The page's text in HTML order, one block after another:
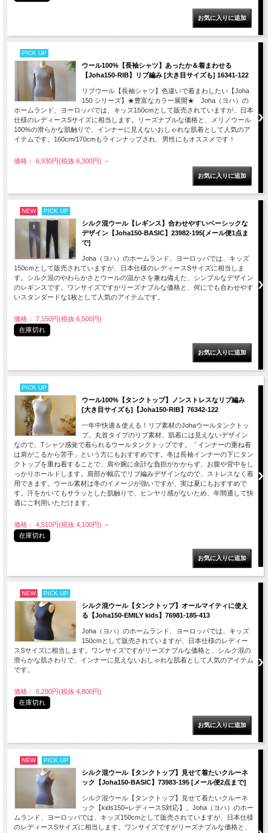
PICK UP
ウール100%【長袖シャツ】あったか＆着まわせる
【Joha150-RIB】リブ編み [大き目サイズも] 16341-122
リブウール【長袖シャツ】色違いで着まわしたい【Joha
150 シリーズ】★豊富なカラー展開★ Joha（ヨハ）の
ホームランド、ヨーロッパでは、キッズ150cmとして販売されていますが、日本
仕様のレディースSサイズに相当します。リーズナブルな価格と、メリノウール
100%の滑らかな肌触りで、インナーに見えないおしゃれな肌着として人気のア
イテムです。160cm/170cmもラインナップされ、男性にもオススメです！
価格： 6,930円(税抜 6,300円) ～
NEW PICK UP
シルク混ウール【レギンス】合わせやすいベーシックな
デザイン【Joha150-BASIC】23982-195[メール便1点ま
で]
Joha（ヨハ）のホームランド、ヨーロッパでは、キッズ
150cmとして販売されていますが、日本仕様のレディースSサイズに相当しま
す。シルク混のやわらかさとウールの温かさを兼ね備えた、シンプルなデザイン
のレギンスです。ワンサイズですがリーズナブルな価格と、何にでも合わせやす
いスタンダードな1枚として人気のアイテムです。
価格： 7,150円(税抜 6,500円)
在庫切れ
PICK UP
ウール100%【タンクトップ】ノンストレスなリブ編み
[大き目サイズも]【Joha150-RIB】76342-122
一年中快適＆使える！リブ素材のJohaウールタンクトッ
プ。丸首タイプのリブ素材、肌着には見えないデザイン
なので、Tシャツ感覚で着られるウールタンクトップです。「インナーの重ね着
は肩がこるから苦手」という方にもおすすめです。冬は長袖インナーの下にタン
クトップを重ね着することで、肩や腕に余計な負担がかからず、お腹や背中をし
っかりホールドします。肩部が幅広でリブ編みデザインなので、ストレスなく着
用できます。ウール素材は冬のイメージが強いですが、実は夏にもおすすめで
す。汗をかいてもサラッとした肌触りで、ヒンヤリ感がないため、年間通して快
適にご利用いただけます。
価格： 4,510円(税抜 4,100円) ～
在庫切れ
NEW PICK UP
シルク混ウール【タンクトップ】オールマイティに使え
る【Joha150-EMILY kids】76981-185-413
Joha（ヨハ）のホームランド、ヨーロッパでは、キッズ
150cmとして販売されていますが、日本仕様のレディー
スSサイズに相当します。ワンサイズですがリーズナブルな価格と、シルク混の
滑らかな肌さわりで、インナーに見えないおしゃれな肌着として人気のアイテム
です。
価格： 5,280円(税抜 4,800円)
在庫切れ
NEW PICK UP
シルク混ウール【タンクトップ】見せて着たいクルーネ
ック【Joha150-BASIC】73983-195 [メール便2点まで]
シルク混ウール【タンクトップ】見せて着たいクルーネ
ック【kids150=レディースS対応】。Joha（ヨハ）のホー
ムランド、ヨーロッパでは、キッズ150cmとして販売されていますが、日本仕様
のレディースSサイズに相当します。ワンサイズですがリーズナブルな価格と、